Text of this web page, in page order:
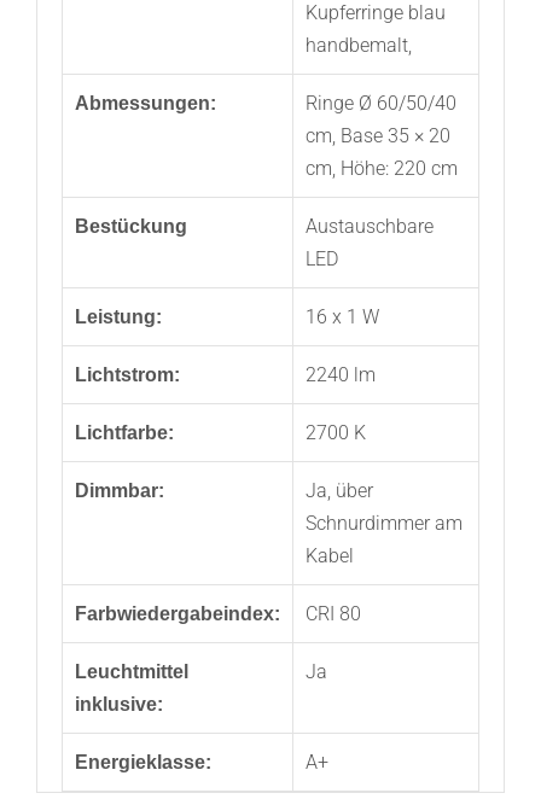
Kupferringe blau
handbemalt,
Abmessungen:
Ringe Ø 60/50/40
cm, Base 35 × 20
cm, Höhe: 220 cm
Bestückung
Austauschbare
LED
Leistung: 16 x 1 W
Lichtstrom: 2240 lm
Lichtfarbe: 2700 K
Dimmbar:
Ja, über
Schnurdimmer am
Kabel
Farbwiedergabeindex: CRI 80
Leuchtmittel
inklusive:
Ja
Energieklasse: A+